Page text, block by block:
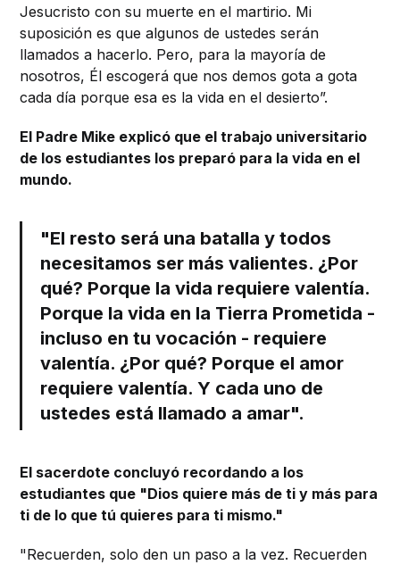
Jesucristo con su muerte en el martirio. Mi
suposición es que algunos de ustedes serán
llamados a hacerlo. Pero, para la mayoría de
nosotros, Él escogerá que nos demos gota a gota
cada día porque esa es la vida en el desierto”.
El Padre Mike explicó que el trabajo universitario
de los estudiantes los preparó para la vida en el
mundo.
"El resto será una batalla y todos
necesitamos ser más valientes. ¿Por
qué? Porque la vida requiere valentía.
Porque la vida en la Tierra Prometida -
incluso en tu vocación - requiere
valentía. ¿Por qué? Porque el amor
requiere valentía. Y cada uno de
ustedes está llamado a amar".
El sacerdote concluyó recordando a los
estudiantes que "Dios quiere más de ti y más para
ti de lo que tú quieres para ti mismo."
"Recuerden, solo den un paso a la vez. Recuerden